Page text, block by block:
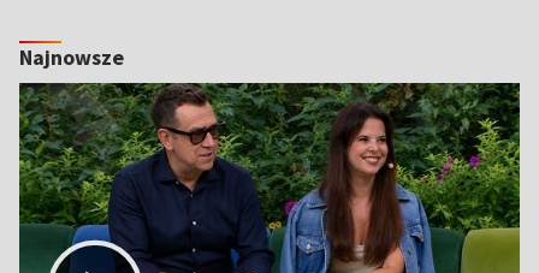
Najnowsze